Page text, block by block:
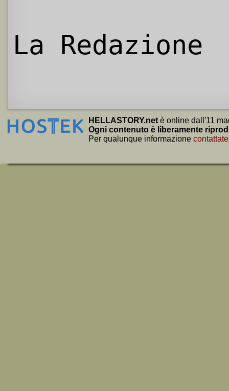
La Redazione
HELLASTORY.net è online dall'11
Ogni contenuto è liberamente
Per qualunque informazione